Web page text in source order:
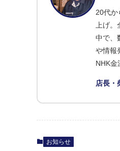
20代か
上げ
中で、
や情報
NHK金
店長・
お知らせ